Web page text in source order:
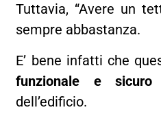
Tuttavia, “Avere un
sempre abbastanza.
E’ bene infatti che
funzionale e sicuro
dell’edificio.